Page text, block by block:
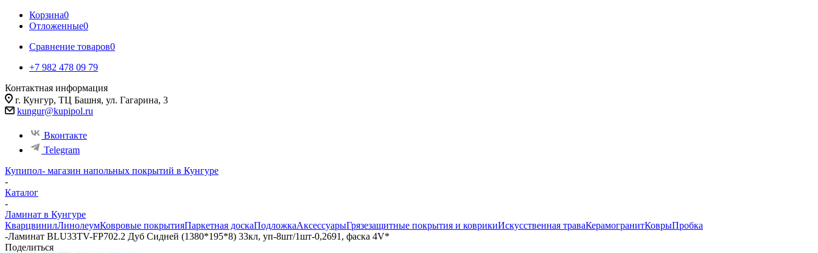
Корзина0
Отложенные0
Сравнение товаров0
+7 982 478 09 79
Контактная информация
г. Кунгур, ТЦ Башня, ул. Гагарина, 3
kungur@kupipol.ru
Вконтакте
Telegram
Купипол- магазин напольных покрытий в Кунгуре
-
Каталог
-
Ламинат в Кунгуре
КварцвинилЛинолеумКовровые покрытияПаркетная доскаПодложкаАксессуарыГрязезащитные покрытия и коврикиИскусственная траваКерамогранитКоврыПробка
-Ламинат BLU33TV-FP702.2 Дуб Сидней (1380*195*8) 33кл, уп-8шт/1шт-0,2691, фаска 4V*
Поделиться